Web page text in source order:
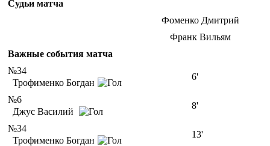
Судьи матча
Фоменко Дмитрий
Франк Вильям
Важные события матча
№34
Трофименко Богдан
6'
№6
Джус Василий
8'
№34
Трофименко Богдан
13'